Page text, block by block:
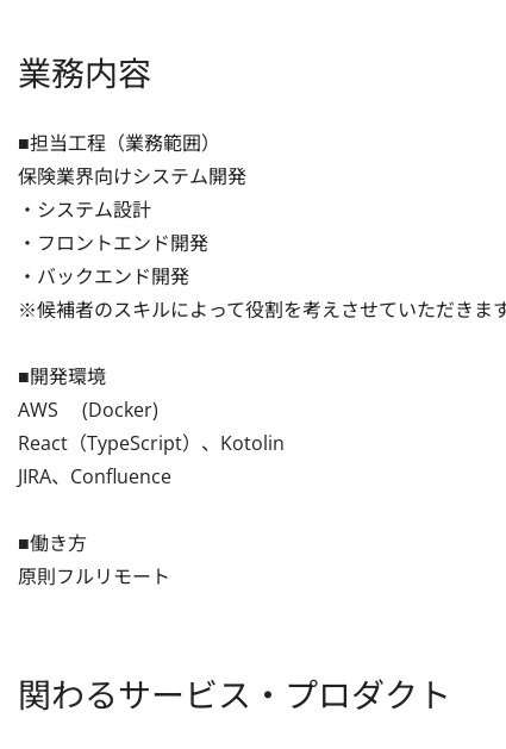
業務内容
■担当工程（業務範囲）
保険業界向けシステム開発
・システム設計
・フロントエンド開発
・バックエンド開発
※候補者のスキルによって役割を考えさせていただきます
■開発環境
AWS　 (Docker)
React（TypeScript）、Kotolin
JIRA、Confluence
■働き方
原則フルリモート
関わるサービス・プロダクト